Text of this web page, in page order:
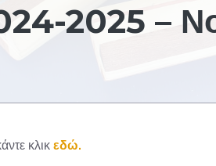
2025 –
κλικ εδώ.